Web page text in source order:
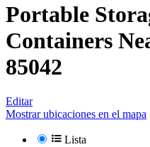
Portable
Containers
85042
Editar
Mostrar ubicaciones en el mapa
Lista